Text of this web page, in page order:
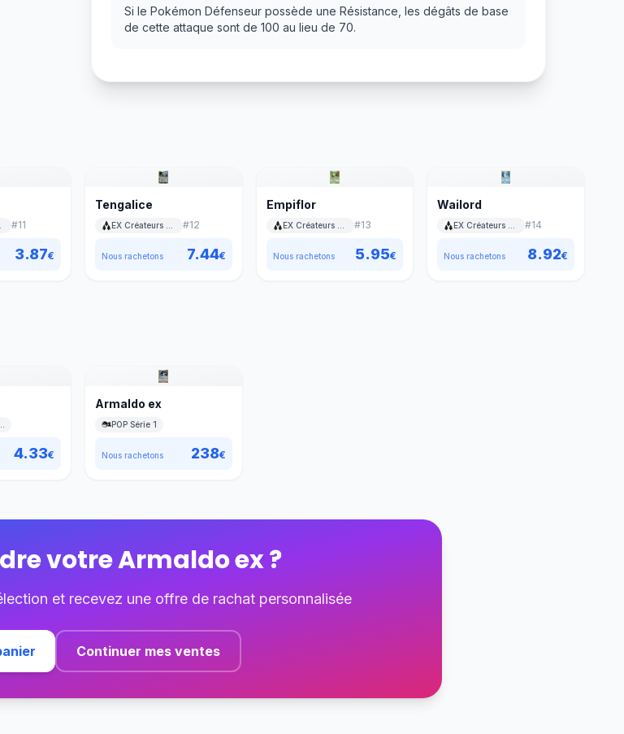
Si le Pokémon Défenseur possède une Résistance, les dégâts de base
de cette attaque sont de 100 au lieu de 70.
#11
3.87€
Tengalice
#12
Nous rachetons 7.44€
Empiflor
#13
Nous rachetons 5.95€
Wailord
#14
Nous rachetons 8.92€
4.33€
Armaldo ex
POP Série 1
Nous rachetons 238€
votreArmaldo ex?
et recevez une offre de rachat personnalisée
Continuer mes ventes